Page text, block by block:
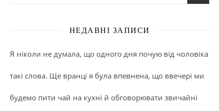
НЕДАВНІ ЗАПИСИ
Я ніколи не думала, що одного дня почую від чоловіка
такі слова. Ще вранці я була впевнена, що ввечері ми
будемо пити чай на кухні й обговорювати звичайні